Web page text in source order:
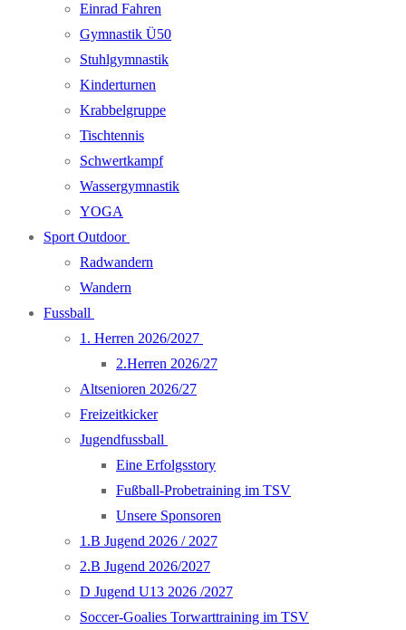
Einrad Fahren
Gymnastik Ü50
Stuhlgymnastik
Kinderturnen
Krabbelgruppe
Tischtennis
Schwertkampf
Wassergymnastik
YOGA
Sport Outdoor
Radwandern
Wandern
Fussball
1. Herren 2026/2027
2.Herren 2026/27
Altsenioren 2026/27
Freizeitkicker
Jugendfussball
Eine Erfolgsstory
Fußball-Probetraining im TSV
Unsere Sponsoren
1.B Jugend 2026 / 2027
2.B Jugend 2026/2027
D Jugend U13 2026 /2027
Soccer-Goalies Torwarttraining im TSV